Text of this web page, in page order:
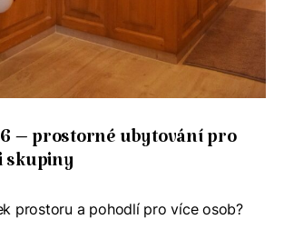
– prostorné ubytování pro
skupiny
prostoru a pohodlí pro více osob?